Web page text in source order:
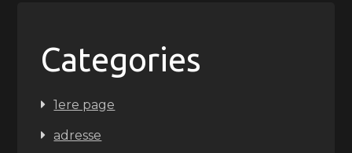
Categories
1ere page
adresse